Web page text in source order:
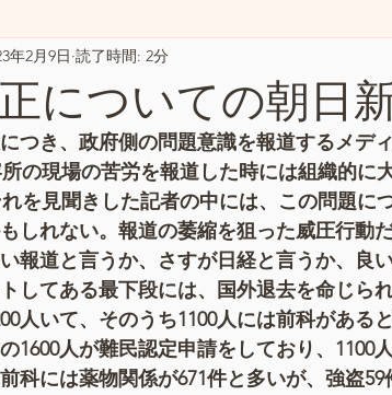
についての朝日
年2月9日 読了時間: 2分
つき、政府側の問題意識を報道するメデ
の現場の苦労を報道した時には組織的に
を見聞きした記者の中には、この問題に
しれない。報道の萎縮を狙った威圧行動
報道と言うか、さすが日経と言うか、良い
してある最下段には、国外退去を命じら
人いて、そのうち1100人には前科がある
1600人が難民認定申請をしており、1100
科には薬物関係が671件と多いが、強盗